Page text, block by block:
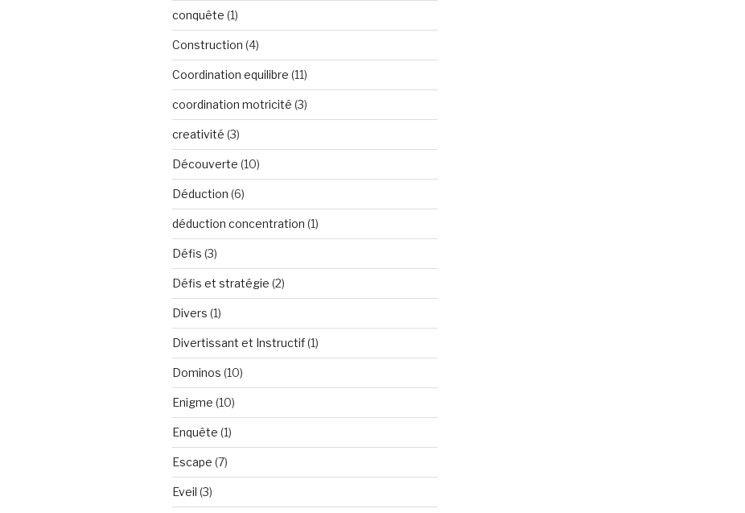
conquête (1)
Construction (4)
Coordination equilibre (11)
coordination motricité (3)
creativité (3)
Découverte (10)
Déduction (6)
déduction concentration (1)
Défis (3)
Défis et stratégie (2)
Divers (1)
Divertissant et Instructif(1)
Dominos (10)
Enigme (10)
Enquête (1)
Escape (7)
Eveil (3)